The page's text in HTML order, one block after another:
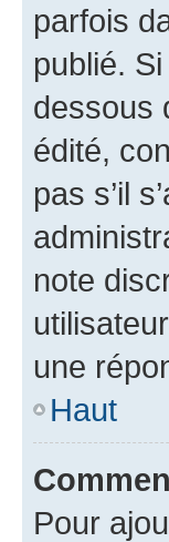
parfois
publié.
dessous
édité,
pas s’il
note
une
Haut
Pour